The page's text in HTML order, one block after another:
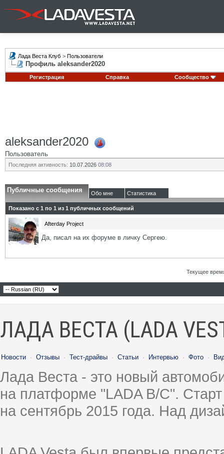
Лада Веста Клуб > Пользователи
Профиль aleksander2020
Регистрация Справка Сообщество
aleksander2020
Пользователь
Последняя активность: 10.07.2026 08:08
Публичные сообщения Обо мне Статистика
Показано с 1 по 1 из 1 публичных сообщений
Afterday Project
Да, писал на их форуме в личку Сергею.
Текущее
ЛАДА ВЕСТА (LADA
Новости · Отзывы · Тест-драйвы · Статьи · Интервью · Фото ·
Лада Веста - это новый
на платформе "LADA B/C".
на сентябрь 2015 года. Над